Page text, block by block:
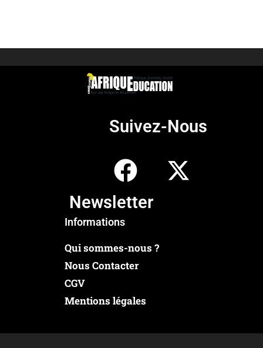
Suivez-Nous
Newsletter
Informations
Qui sommes-nous ?
Nous Contacter
CGV
Mentions légales